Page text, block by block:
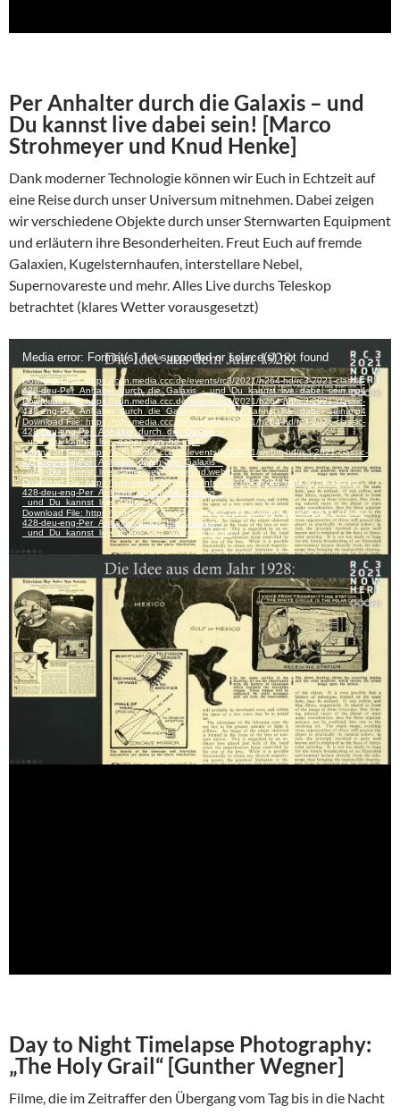
Per Anhalter durch die Galaxis – und
Du kannst live dabei sein! [Marco
Strohmeyer und Knud Henke]
Dank moderner Technologie können wir Euch in Echtzeit auf
eine Reise durch unser Universum mitnehmen. Dabei zeigen
wir verschiedene Objekte durch unser Sternwarten Equipment
und erläutern ihre Besonderheiten. Freut Euch auf fremde
Galaxien, Kugelsternhaufen, interstellare Nebel,
Supernovareste und mehr. Alles Live durchs Teleskop
betrachtet (klares Wetter vorausgesetzt)
Day to Night Timelapse Photography:
„The Holy Grail“ [Gunther Wegner]
Filme, die im Zeitraffer den Übergang vom Tag bis in die Nacht